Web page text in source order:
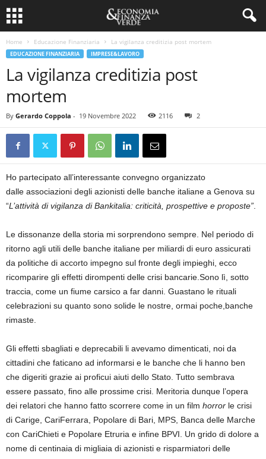
Home Educazione Finanziaria La vigilanza creditizia post mortem
EDUCAZIONE FINANZIARIA IMPRESE&LAVORO
La vigilanza creditizia post
mortem
By Gerardo Coppola - 19 Novembre 2022 2116 2
Ho partecipato all’interessante convegno organizzato
dalle associazioni degli azionisti delle banche italiane a Genova su
“L’attività di vigilanza di Bankitalia: criticità, prospettive e proposte”
Le dissonanze della storia mi sorprendono sempre. Nel periodo di
ritorno agli utili delle banche italiane per miliardi di euro assicurati
da politiche di accorto impegno sul fronte degli impieghi, ecco
ricomparire gli effetti dirompenti delle crisi bancarie.Sono lì, sotto
traccia, come un fiume carsico a far danni. Guastano le rituali
celebrazioni su quanto sono solide le nostre, ormai poche,banche
rimaste.
Gli effetti sbagliati e deprecabili li avevamo dimenticati, noi da
cittadini che faticano ad informarsi e le banche che li hanno ben
che digeriti grazie ai proficui aiuti dello Stato. Tutto sembrava
essere passato, fino alle prossime crisi. Meritoria dunque l’opera
dei relatori che hanno fatto scorrere come in un film horror le crisi
di Carige, CariFerrara, Popolare di Bari, MPS, Banca delle Marche
con CariChieti e Popolare Etruria e infine BPVI. Un grido di dolore a
nome di centinaia di migliaia di azionisti e risparmiatori delle